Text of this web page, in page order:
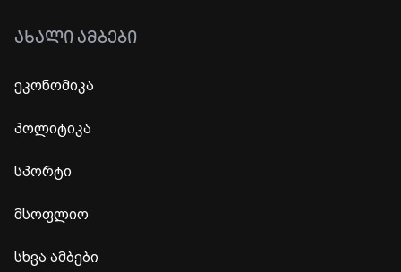
ᲐᲮᲐᲚᲘ ᲐᲛᲑᲔᲑᲘ
ეკონომიკა
პოლიტიკა
სპორტი
მსოფლიო
სხვა ამბები